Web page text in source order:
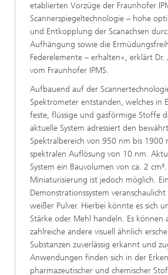
etablierten Vorzüge der Fraunhofer
Scannerspiegeltechnologie – hohe
und Entkopplung der Scanachsen
Aufhängung sowie die
Federelemente – erhalten«, erklärt Dr.
vom Fraunhofer IPMS.
Aufbauend auf der
Spektrometer entstanden, welches in
feste, flüssige und gasförmige Stoffe
aktuelle System adressiert den
Spektralbereich von 950 nm bis 1900
spektralen Auflösung von 10 nm.
System ein Bauvolumen von ca. 2
Miniaturisierung ist jedoch möglich. Ein
Demonstrationssystem
weißer Pulver. Hierbei könnte es sich
Stärke oder Mehl handeln. Es können
zahlreiche andere visuell ähnlich
Substanzen zuverlässig erkannt und
Anwendungen finden sich in der
pharmazeutischer und chemischer